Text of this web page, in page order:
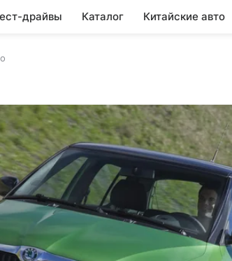
драйвы Каталог Китайские авто